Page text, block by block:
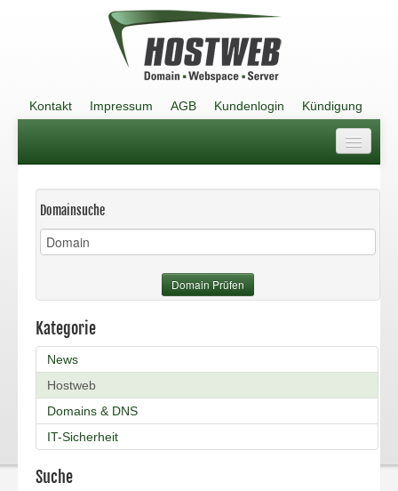
Kontakt Impressum AGB Kundenlogin Kündigung
Impressum
AGB
Kündigung
Domainsuche
Domain Prüfen
Kategorie
News
Hostweb
Domains & DNS
IT-Sicherheit
Suche